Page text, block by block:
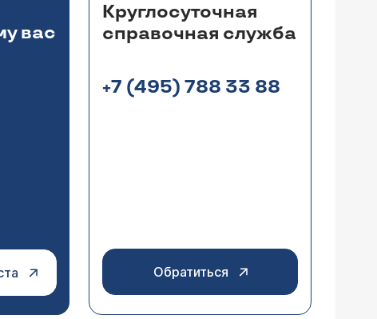
вас
Круглосуточная
справочная служба
+7 (495) 788 33 88
Обратиться